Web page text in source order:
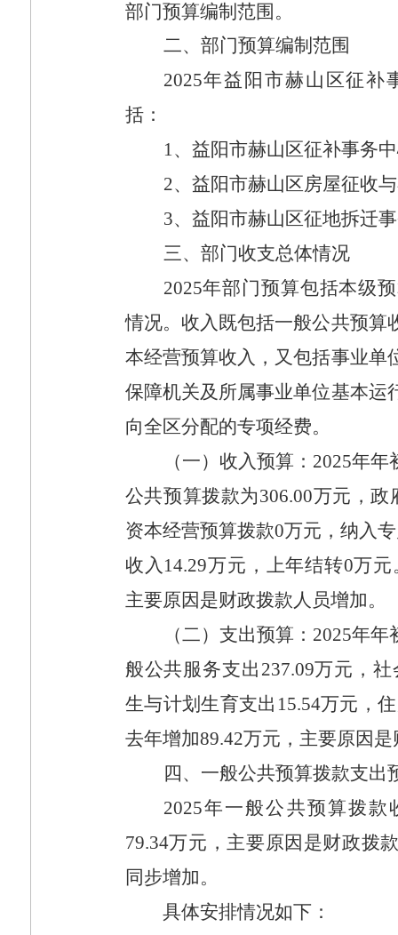
部门预算编制范围。
二、部门预算编制范围
2025年益阳市赫山区征补
括：
1、益阳市赫山区征补事务
2、 益阳市赫山区房屋征收
3、 益阳市赫山区征地拆迁
三、部门收支总体情况
2025年部门预算包括本级
情况。收入既包括一般公共预算
本经营预算收入，又包括事业单
保障机关及所属事业单位基本运
向全区分配的专项经费。
（一）收入预算： 2025年年
公共预算拨款为306.00万元，政
资本经营预算拨款0万元，纳入
收入 14.29万元，上年结转0万元
主要原因是财政拨款人员增加。
（二）支出预算： 2025年年
般公共服务支出 237.09万元，社
生与计划生育支出 15.54万元，
去年增加89.42万元，主要原因
四、一般公共预算拨款支出
2025年一般公共预算拨款
79.34万元，主要原因是财政拨
同步增加。
具体安排情况如下：